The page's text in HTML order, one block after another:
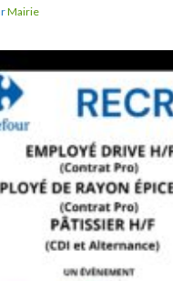
Mairie